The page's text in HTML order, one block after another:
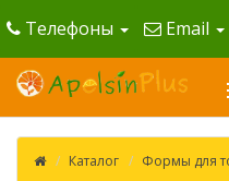
Телефоны Email
Каталог
Формы для